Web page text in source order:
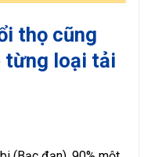
thọ cũng
từng loại tải